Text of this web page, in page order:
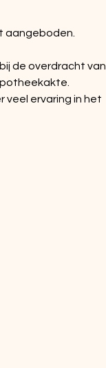
aangeboden.
de overdracht van
veel ervaring in het